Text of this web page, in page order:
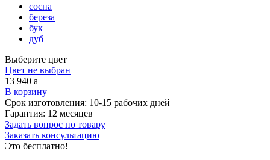
сосна
береза
бук
дуб
Выберите цвет
Цвет не выбран
13 940 a
В корзину
Срок изготовления: 10-15 рабочих дней
Гарантия: 12 месяцев
Задать вопрос по товару
Заказать консультацию
Это бесплатно!